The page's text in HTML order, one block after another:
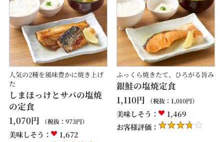
人気の2種を風味豊かに焼き上げ
た
しまほっけとサバの塩焼
の定食
1,070円 （税抜： 973円）
美味しそう：
1,672
ふっくら焼きたて、ひろがる旨み
銀鮭の塩焼定食
1,110円 （税抜： 1,010円）
美味しそう：
1,469
お客様評価：